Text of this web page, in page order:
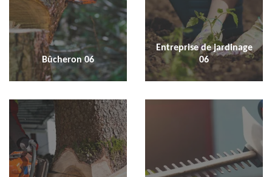
Bûcheron 06
Entreprise de jardinage
06